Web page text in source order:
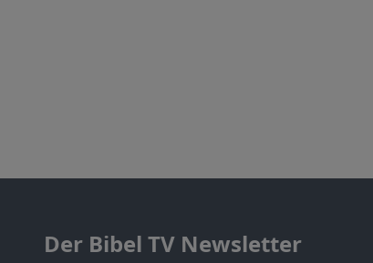
Der Bibel TV Newsletter